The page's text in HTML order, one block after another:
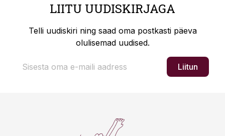
LIITU UUDISKIRJAGA
Telli uudiskiri ning saad oma postkasti päeva
olulisemad uudised.
Liitun